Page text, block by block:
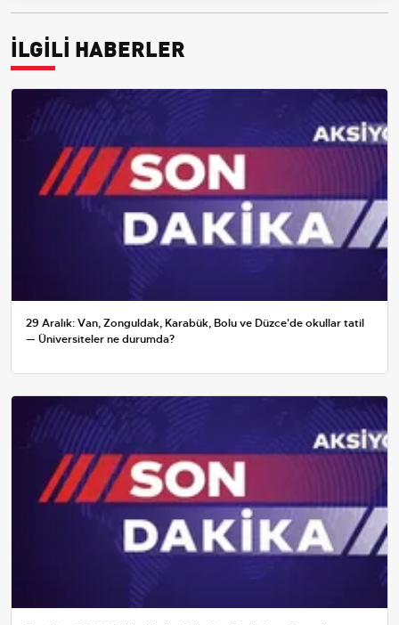
İLGİLİ HABERLER
29 Aralık: Van, Zonguldak, Karabük, Bolu ve Düzce'de okullar tatil
— Üniversiteler ne durumda?